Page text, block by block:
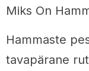
Miks On
Hammaste
tavapärane